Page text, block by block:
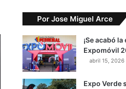
Por Jose Miguel Arce
¡Se acabó
Expomóvil
abril 15, 2026
Expo Verde